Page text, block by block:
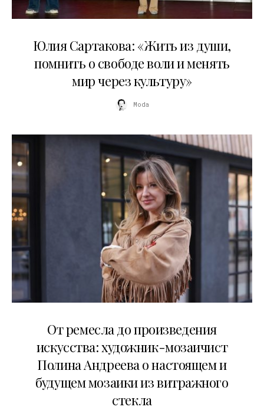
Юлия Сартакова: «Жить из души,
помнить о свободе воли и менять
мир через культуру»
Moda
От ремесла до произведения
искусства: художник-мозаичист
Полина Андреева о настоящем и
будущем мозаики из витражного
стекла